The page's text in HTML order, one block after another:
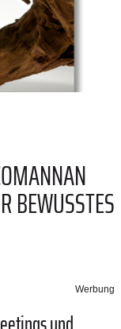
BEWUSSTES
Werbung